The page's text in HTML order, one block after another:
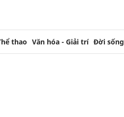
thao Văn hóa - Giải trí Đời sống